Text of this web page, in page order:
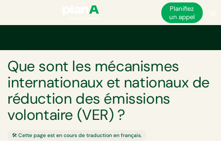
Planifiez
un appel
Que sont les mécanismes
internationaux et nationaux de
réduction des émissions
volontaire (VER) ?
🛠️ Cette page est en cours de traduction en français.